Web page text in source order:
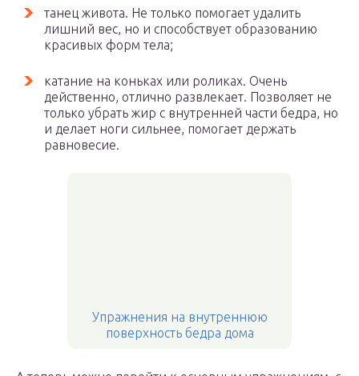
танец живота. Не только помогает удалить
лишний вес, но и способствует образованию
красивых форм тела;
катание на коньках или роликах. Очень
действенно, отлично развлекает. Позволяет не
только убрать жир с внутренней части бедра, но
и делает ноги сильнее, помогает держать
равновесие.
Упражнения на внутреннюю
поверхность бедра дома